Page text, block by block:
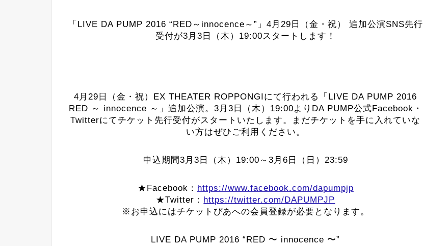
「LIVE DA PUMP 2016 “RED～innocence～”」4月29日（金・祝） 追加公演SNS先行
受付が3月3日（木）19:00スタートします！
4月29日（金・祝）EX THEATER ROPPONGIにて行われる「LIVE DA PUMP 2016
RED ～ innocence ～」追加公演。3月3日（木）19:00よりDA PUMP公式Facebook・
Twitterにてチケット先行受付がスタートいたします。まだチケットを手に入れていな
い方はぜひご利用ください。
申込期間3月3日（木）19:00～3月6日（日）23:59
★Facebook： https://www.facebook.com/dapumpjp
★Twitter： https://twitter.com/DAPUMPJP
※お申込にはチケットぴあへの会員登録が必要となります。
LIVE DA PUMP 2016 “RED 〜 innocence 〜”